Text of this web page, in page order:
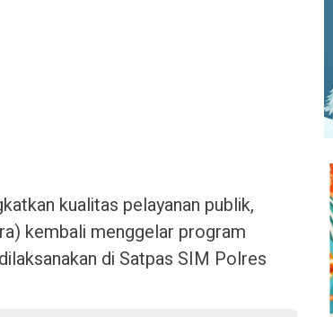
kualitas pelayanan publik,
kembali menggelar program
di Satpas SIM Polres